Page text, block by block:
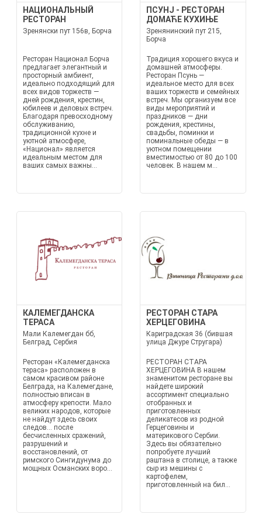
НАЦИОНАЛЬНЫЙ
РЕСТОРАН
Зренянски пут 156в, Борча
Ресторан Национал Борча
предлагает элегантный и
просторный амбиент,
идеально подходящий для
всех видов торжеств —
дней рождения, крестин,
юбилеев и деловых встреч.
Благодаря превосходному
обслуживанию,
традиционной кухне и
уютной атмосфере,
«Национал» является
идеальным местом для
ваших самых важны...
ПСУНЈ - РЕСТОРАН
ДОМАЋЕ КУХИЊЕ
Зренянинский пут 215,
Борча
Традиция хорошего вкуса и
домашней атмосферы.
Ресторан Псунь —
идеальное место для всех
ваших торжеств и семейных
встреч. Мы организуем все
виды мероприятий и
праздников — дни
рождения, крестины,
свадьбы, поминки и
поминальные обеды — в
уютном помещении
вместимостью от 80 до 100
человек. В нашем м...
КАЛЕМЕГДАНСКА
ТЕРАСА
Мали Калемегдан бб,
Белград, Сербия
Ресторан «Калемегданска
тераса» расположен в
самом красивом районе
Белграда, на Калемегдане,
полностью вписан в
атмосферу крепости. Мало
великих народов, которые
не найдут здесь своих
следов... после
бесчисленных сражений,
разрушений и
восстановлений, от
римского Сингидунума до
мощных Османских воро...
РЕСТОРАН СТАРА
ХЕРЦЕГОВИНА
Кариградская 36 (бившая
улица Джуре Стругара)
РЕСТОРАН СТАРА
ХЕРЦЕГОВИНА В нашем
знаменитом ресторане вы
найдете широкий
ассортимент специально
отобранных и
приготовленных
деликатесов из родной
Герцеговины и
материкового Сербии.
Здесь вы обязательно
попробуете лучший
раштана в столице, а также
сыр из мешины с
картофелем,
приготовленный на бил...